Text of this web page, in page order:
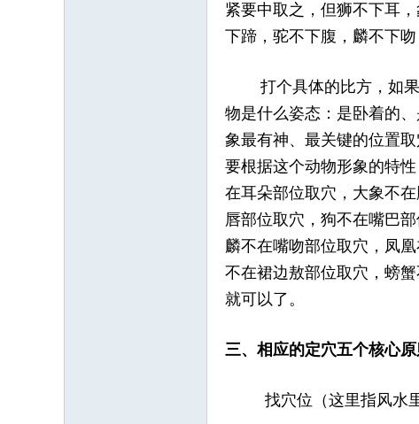
紧要中取之，但狮不下耳
下蹄，驼不下腹，麟不下
打个具体的比方，如果
物是什么姿态：是卧着的
象最有神、最关键的位置
要根据这个动物形象的特
在耳朵部位取穴，大象不
唇部位取穴，狗不在嘴巴
麟不在嘴吻部位取穴，凤
不在裙边敖部位取穴，螃
就可以了。
三、相应的定穴五个核心原
找穴位（这里指风水里